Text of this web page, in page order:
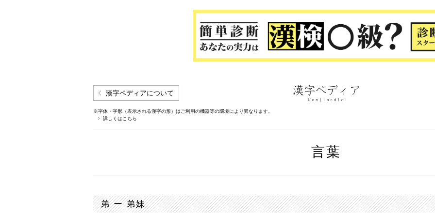
漢字ペディアについて
※字体・字形（表示される漢字の形）はご利用の機器等の環境により異なります。
詳しくはこちら
言葉
弟 ー 弟妹